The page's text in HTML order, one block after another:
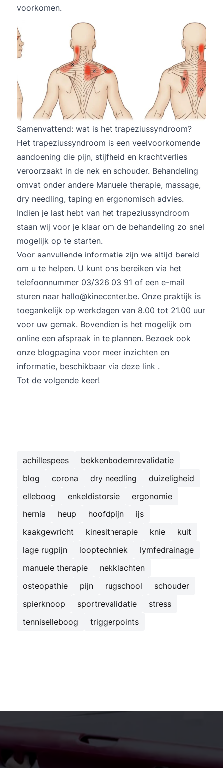
voorkomen.
Samenvattend: wat is het trapeziussyndroom?
Het trapeziussyndroom is een veelvoorkomende
aandoening die pijn, stijfheid en krachtverlies
veroorzaakt in de nek en schouder. Behandeling
omvat onder andere Manuele therapie, massage,
dry needling, taping en ergonomisch advies.
Indien je last hebt van het trapeziussyndroom
staan wij voor je klaar om de behandeling zo snel
mogelijk op te starten.
Voor aanvullende informatie zijn we altijd bereid
om u te helpen. U kunt ons bereiken via het
telefoonnummer 03/326 03 91 of een e-mail
sturen naar hallo@kinecenter.be. Onze praktijk is
toegankelijk op werkdagen van 8.00 tot 21.00 uur
voor uw gemak. Bovendien is het mogelijk om
online een afspraak in te plannen. Bezoek ook
onze blogpagina voor meer inzichten en
informatie, beschikbaar via deze link .
Tot de volgende keer!
achillespees
bekkenbodemrevalidatie
blog
corona dry needling
duizeligheid
elleboog
enkeldistorsie
ergonomie
hernia
heup hoofdpijn
ijs
kaakgewricht
kinesitherapie knie
kuit
lage rugpijn
looptechniek
lymfedrainage
manuele therapie
nekklachten
osteopathie
pijn rugschool
schouder
spierknoop
sportrevalidatie
stress
tenniselleboog
triggerpoints